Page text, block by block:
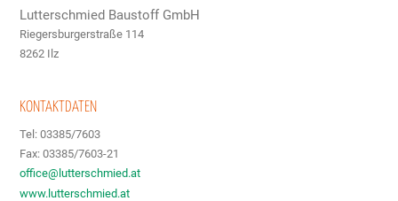
Lutterschmied Baustoff GmbH
Riegersburgerstraße 114
8262 Ilz
KONTAKTDATEN
Tel: 03385/7603
Fax: 03385/7603-21
office@lutterschmied.at
www.lutterschmied.at